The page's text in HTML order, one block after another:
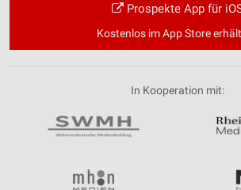
Prospekte App für
Kostenlos im App Store
In Kooperation mit: